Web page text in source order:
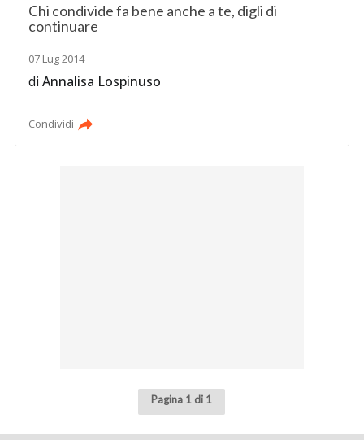
Chi condivide fa bene anche a te, digli di
continuare
07 Lug 2014
diAnnalisa Lospinuso
Condividi
Pagina 1 di 1